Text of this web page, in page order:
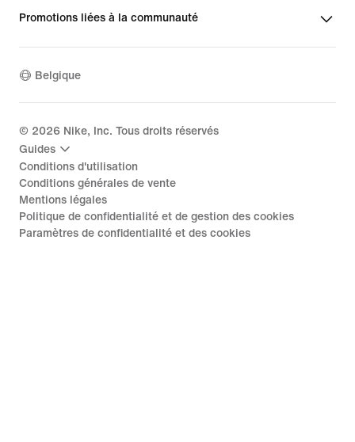
Promotions liées à la communauté
Belgique
© 2026 Nike, Inc. Tous droits réservés
Guides
Conditions d'utilisation
Conditions générales de vente
Mentions légales
Politique de confidentialité et de gestion des cookies
Paramètres de confidentialité et des cookies